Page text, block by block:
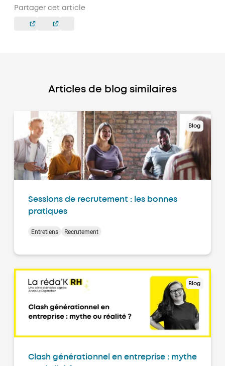
Partager cet article
Articles de blog similaires
Blog
Sessions de recrutement : les bonnes
pratiques
Entretiens Recrutement
Blog
Clash générationnel en entreprise : mythe